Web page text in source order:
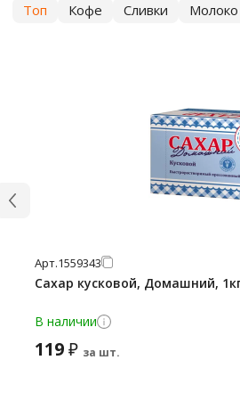
Топ Кофе Сливки
Арт.1559343
Сахар кусковой, Домашний,
В наличии
119₽ за шт.